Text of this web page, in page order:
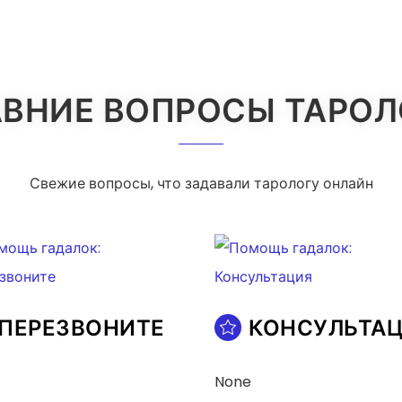
ВОПРОСЫ
Свежие вопросы, что задавали тарологу онлайн
None